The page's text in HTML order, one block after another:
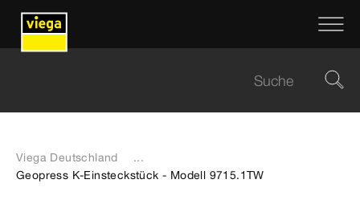
Viega Deutschland
...
Geopress K-Einsteckstück - Modell 9715.1TW